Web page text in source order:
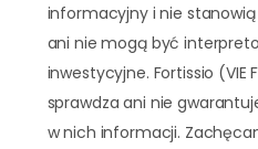
informacyjny i nie
ani nie mogą być
inwestycyjne. Fortissio (VIE
sprawdza ani nie
w nich informacji.